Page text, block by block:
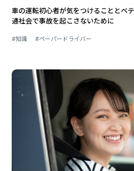
車の運転初心者が気をつけることとベ
通社会で事故を起こさないために
#知識 #ペーパードライバー